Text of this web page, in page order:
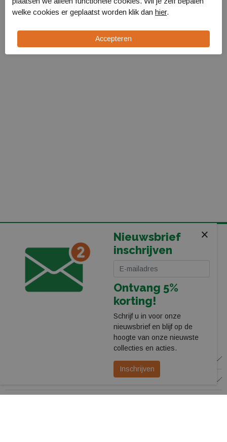
18mm/75cm krt 2st
5410200
18mm/100cm krt 2st
5410225
KOMT U LANGS IN ONZE WINKEL BIJ HET PEC ZWOLLE
STADION
Leerentveld Vrije Tijd BV
Stadionplein 13
8025 CP Zwolle
WINKEL
KLANTENSERVICE
×
Nieuwsbrief
inschrijven
Ontvang 5%
korting!
Schrijf u in voor onze
nieuwsbrief en blijf op de
hoogte van onze nieuwste
collecties en acties.
Inschrijven
welke cookies er geplaatst worden klik dan hier.